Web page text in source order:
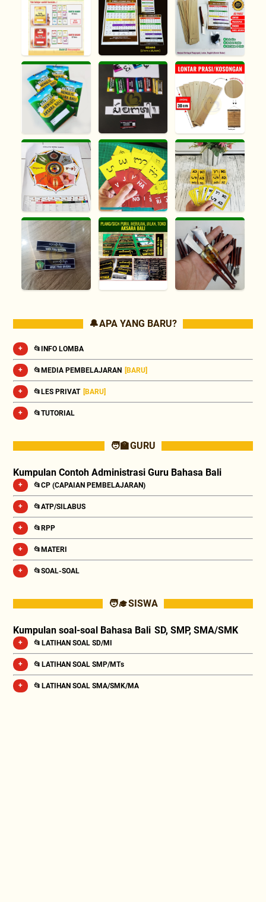
🔔 APA YANG BARU?
📂INFO LOMBA
📂MEDIA PEMBELAJARAN [BARU]
📂LES PRIVAT [BARU]
📂TUTORIAL
🧑‍🏫 GURU
Kumpulan Contoh Administrasi Guru Bahasa Bali
📂CP (CAPAIAN PEMBELAJARAN)
📂ATP/SILABUS
📂RPP
📂MATERI
📂SOAL-SOAL
🧑‍🎓 SISWA
Kumpulan soal-soal Bahasa Bali SD, SMP, SMA/SMK
📂 LATIHAN SOAL SD/MI
📂 LATIHAN SOAL SMP/MTs
📂 LATIHAN SOAL SMA/SMK/MA